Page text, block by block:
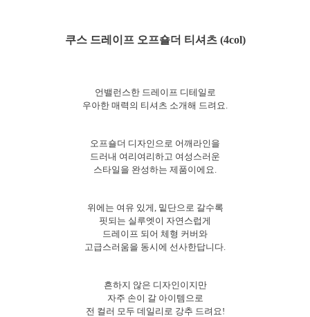
쿠스 드레이프 오프숄더 티셔츠 (4col)
언밸런스한 드레이프 디테일로
우아한 매력의 티셔츠 소개해 드려요.
오프숄더 디자인으로 어깨라인을
드러내 여리여리하고 여성스러운
스타일을 완성하는 제품이에요.
위에는 여유 있게, 밑단으로 갈수록
핏되는 실루엣이 자연스럽게
드레이프 되어 체형 커버와
고급스러움을 동시에 선사한답니다.
흔하지 않은 디자인이지만
자주 손이 갈 아이템으로
전 컬러 모두 데일리로 강추 드려요!